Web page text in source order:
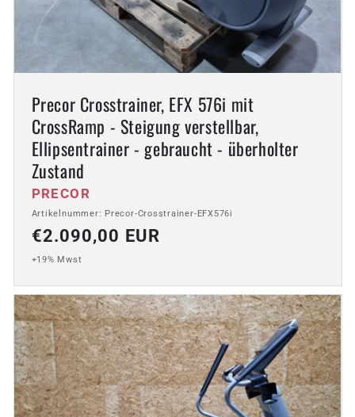
Precor Crosstrainer, EFX 576i mit
CrossRamp - Steigung verstellbar,
Ellipsentrainer - gebraucht - überholter
Zustand
Anbieter:
PRECOR
Artikelnummer: Precor-Crosstrainer-EFX576i
Normaler
Preis
€2.090,00 EUR
+19% Mwst